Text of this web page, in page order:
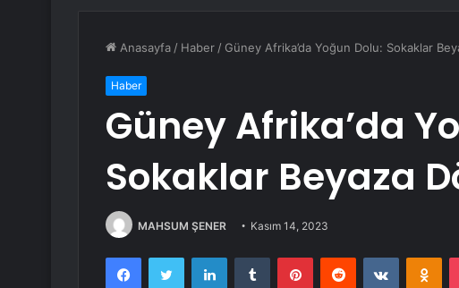
Anasayfa / Haber / Güney Afrika’da Yoğun Dolu: Sokaklar
Haber
Güney Afrika’da
Sokaklar Beyaza
MAHSUM ŞENER Kasım 14, 2023
FacebookTwitter LinkedInTumblr PinterestReddit VKontakte